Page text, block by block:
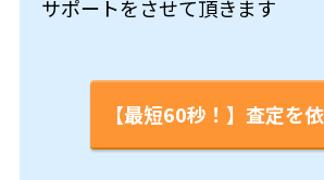
サポートをさせて頂きます
【最短60秒！】査定を